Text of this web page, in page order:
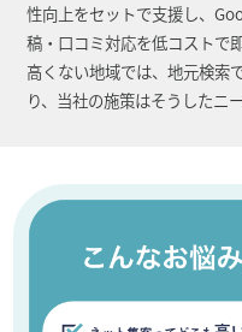
性向上をセットで支援し、
稿・口コミ対応を低コストで
高くない地域では、地元検索
り、当社の施策はそうしたニ